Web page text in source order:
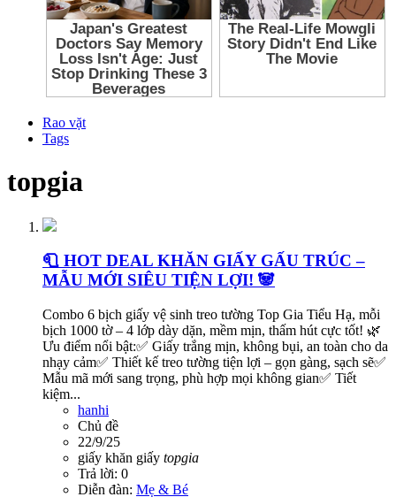
Rao vặt
Tags
topgia
🧻 HOT DEAL KHĂN GIẤY GẤU TRÚC –
MẪU MỚI SIÊU TIỆN LỢI! 🐼
Combo 6 bịch giấy vệ sinh treo tường Top Gia Tiểu Hạ, mỗi
bịch 1000 tờ – 4 lớp dày dặn, mềm mịn, thấm hút cực tốt! 🌿
Ưu điểm nổi bật:✅ Giấy trắng mịn, không bụi, an toàn cho da
nhạy cảm✅ Thiết kế treo tường tiện lợi – gọn gàng, sạch sẽ✅
Mẫu mã mới sang trọng, phù hợp mọi không gian✅ Tiết
kiệm...
hanhi
Chủ đề
22/9/25
giấy khăn giấy topgia
Trả lời: 0
Diễn đàn: Mẹ & Bé